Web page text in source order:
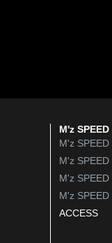
M'z
M'z SPEED
M'z SPEED
M'z SPEED
M'z SPEED
ACCESS